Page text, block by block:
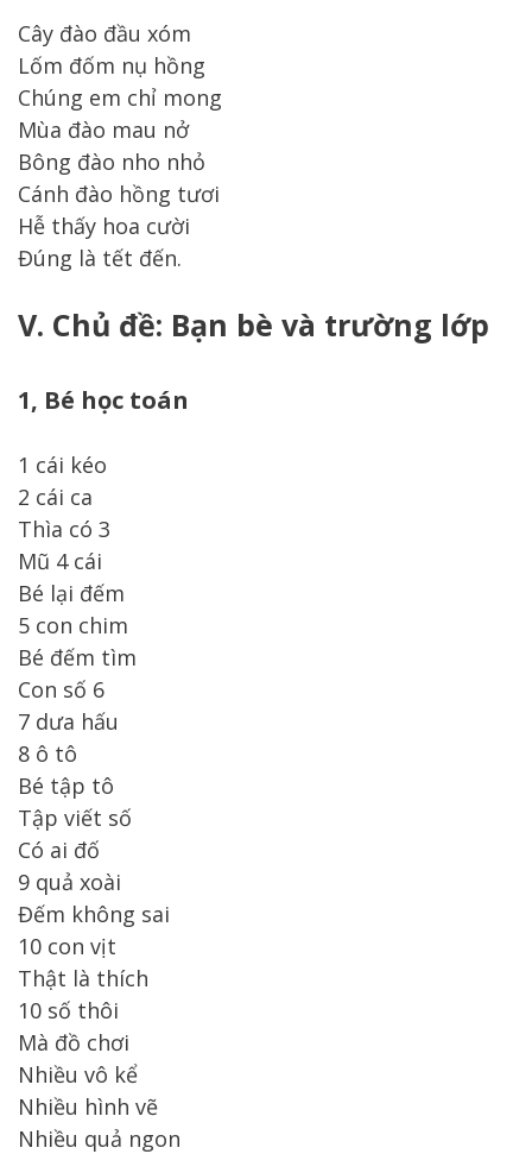
Cây đào đầu xóm
Lốm đốm nụ hồng
Chúng em chỉ mong
Mùa đào mau nở
Bông đào nho nhỏ
Cánh đào hồng tươi
Hễ thấy hoa cười
Đúng là tết đến.
V. Chủ đề: Bạn bè và trường lớp
1, Bé học toán
1 cái kéo
2 cái ca
Thìa có 3
Mũ 4 cái
Bé lại đếm
5 con chim
Bé đếm tìm
Con số 6
7 dưa hấu
8 ô tô
Bé tập tô
Tập viết số
Có ai đố
9 quả xoài
Đếm không sai
10 con vịt
Thật là thích
10 số thôi
Mà đồ chơi
Nhiều vô kể
Nhiều hình vẽ
Nhiều quả ngon